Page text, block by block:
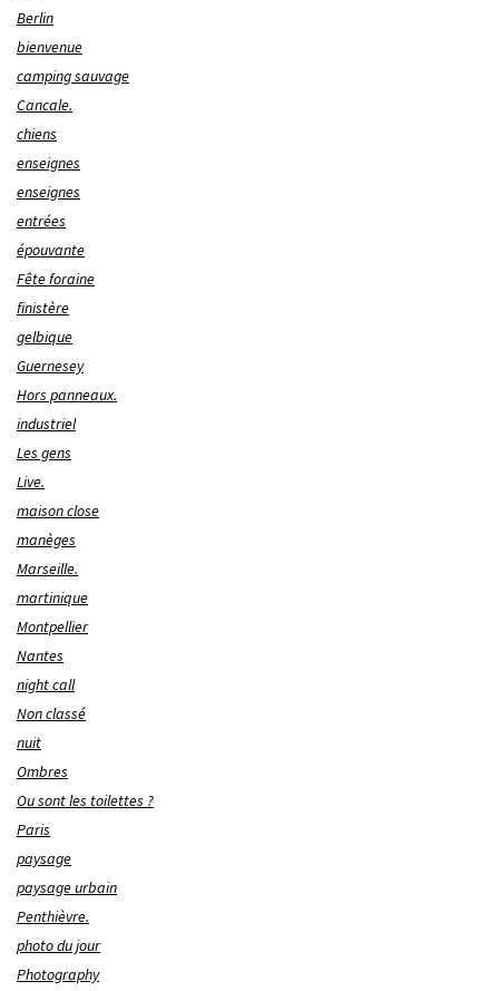
Berlin
bienvenue
camping sauvage
Cancale.
chiens
enseignes
enseignes
entrées
épouvante
Fête foraine
finistère
gelbique
Guernesey
Hors panneaux.
industriel
Les gens
Live.
maison close
manèges
Marseille.
martinique
Montpellier
Nantes
night call
Non classé
nuit
Ombres
Ou sont les toilettes ?
Paris
paysage
paysage urbain
Penthièvre.
photo du jour
Photography